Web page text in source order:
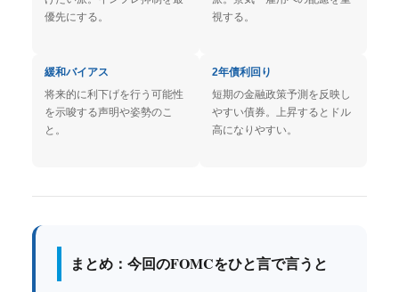
優先にする。
視する。
緩和バイアス
将来的に利下げを行う可能性
を示唆する声明や姿勢のこ
と。
2年債利回り
短期の金融政策予測を反映し
やすい債券。上昇するとドル
高になりやすい。
まとめ：今回のFOMCをひと言で言うと